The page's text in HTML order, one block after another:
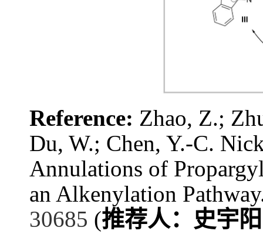
Reference: Zhao, Z.;
Du, W.; Chen, Y.-C.
Annulations of
an Alkenylation
30685 (推荐人：史宇